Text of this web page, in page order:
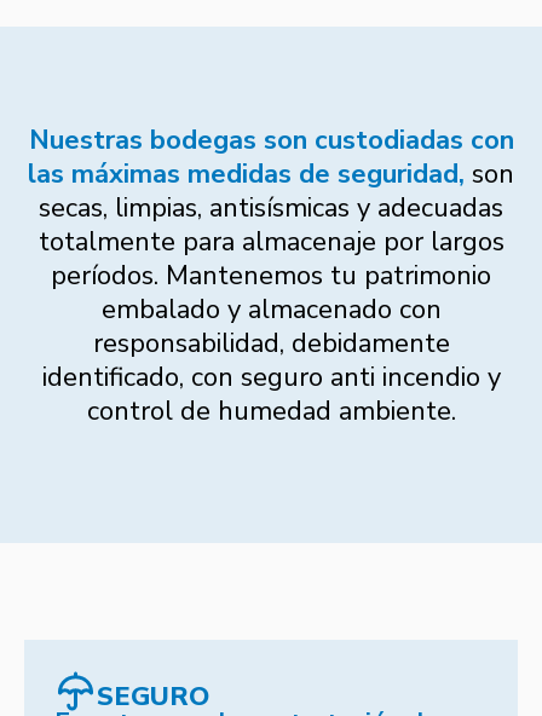
Nuestras bodegas son custodiadas con
las máximas medidas de seguridad, son
secas, limpias, antisísmicas y adecuadas
totalmente para almacenaje por largos
períodos. Mantenemos tu patrimonio
embalado y almacenado con
responsabilidad, debidamente
identificado, con seguro anti incendio y
control de humedad ambiente.
SEGURO